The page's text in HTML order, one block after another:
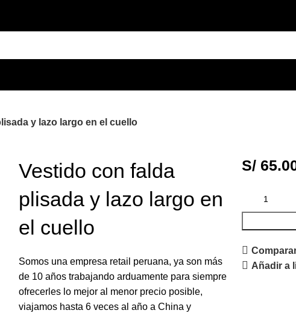
y lazo largo en el cuello
Vestido con falda
plisada y lazo largo en
el cuello
Somos una empresa retail peruana, ya son más
de 10 años trabajando arduamente para siempre
ofrecerles lo mejor al menor precio posible,
viajamos hasta 6 veces al año a China y
S/
Añadir a